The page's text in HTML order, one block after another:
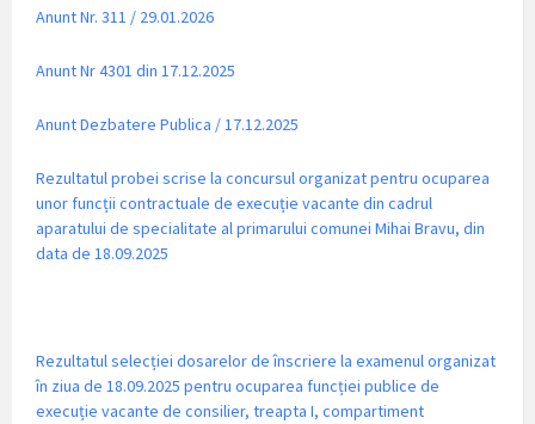
Anunt Nr. 311 / 29.01.2026
Anunt Nr 4301 din 17.12.2025
Anunt Dezbatere Publica / 17.12.2025
Rezultatul probei scrise la concursul organizat pentru ocuparea
unor funcții contractuale de execuție vacante din cadrul
aparatului de specialitate al primarului comunei Mihai Bravu, din
data de 18.09.2025
Rezultatul selecției dosarelor de înscriere la examenul organizat
în ziua de 18.09.2025 pentru ocuparea funcției publice de
execuție vacante de consilier, treapta I, compartiment